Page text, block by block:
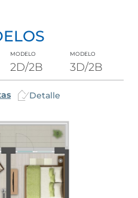
MODELO
2D/2B
MODELO
3D/2B
Detalle